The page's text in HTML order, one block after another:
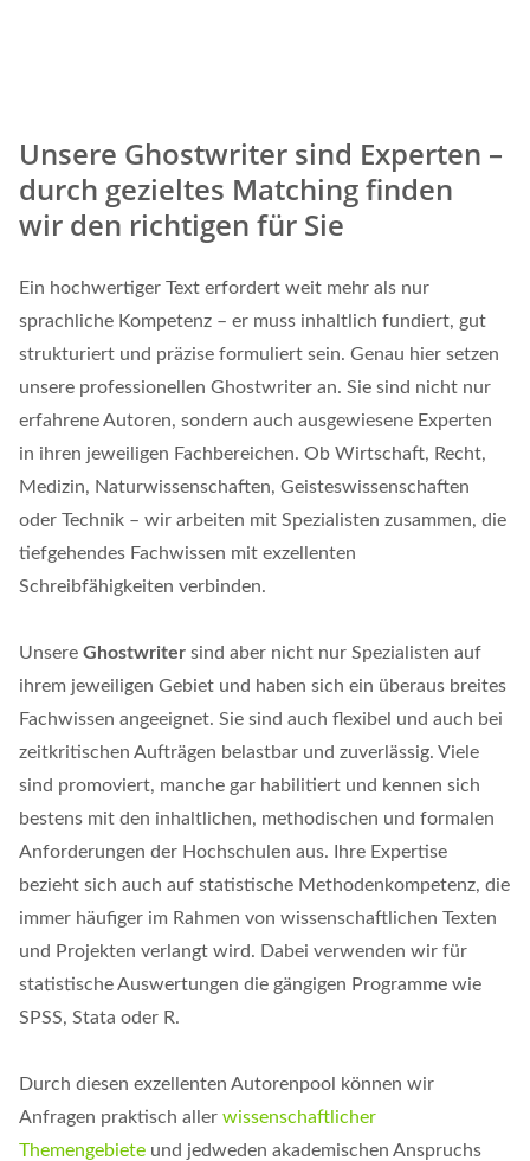
Unsere Ghostwriter sind Experten –
durch gezieltes Matching finden
wir den richtigen für Sie
Ein hochwertiger Text erfordert weit mehr als nur
sprachliche Kompetenz – er muss inhaltlich fundiert, gut
strukturiert und präzise formuliert sein. Genau hier setzen
unsere professionellen Ghostwriter an. Sie sind nicht nur
erfahrene Autoren, sondern auch ausgewiesene Experten
in ihren jeweiligen Fachbereichen. Ob Wirtschaft, Recht,
Medizin, Naturwissenschaften, Geisteswissenschaften
oder Technik – wir arbeiten mit Spezialisten zusammen, die
tiefgehendes Fachwissen mit exzellenten
Schreibfähigkeiten verbinden.
Unsere Ghostwriter sind aber nicht nur Spezialisten auf
ihrem jeweiligen Gebiet und haben sich ein überaus breites
Fachwissen angeeignet. Sie sind auch flexibel und auch bei
zeitkritischen Aufträgen belastbar und zuverlässig. Viele
sind promoviert, manche gar habilitiert und kennen sich
bestens mit den inhaltlichen, methodischen und formalen
Anforderungen der Hochschulen aus. Ihre Expertise
bezieht sich auch auf statistische Methodenkompetenz, die
immer häufiger im Rahmen von wissenschaftlichen Texten
und Projekten verlangt wird. Dabei verwenden wir für
statistische Auswertungen die gängigen Programme wie
SPSS, Stata oder R.
Durch diesen exzellenten Autorenpool können wir
Anfragen praktisch aller wissenschaftlicher
Themengebiete und jedweden akademischen Anspruchs